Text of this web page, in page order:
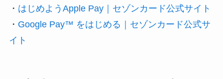
・ はじめようApple Pay｜セゾンカード公式サイト
・ Google Pay™ をはじめる｜セゾンカード公式サ
イト